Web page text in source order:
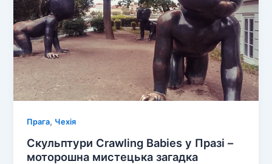
історією
виживання
Прага, Чехія
Скульптури Crawling Babies у Празі –
моторошна мистецька загадка